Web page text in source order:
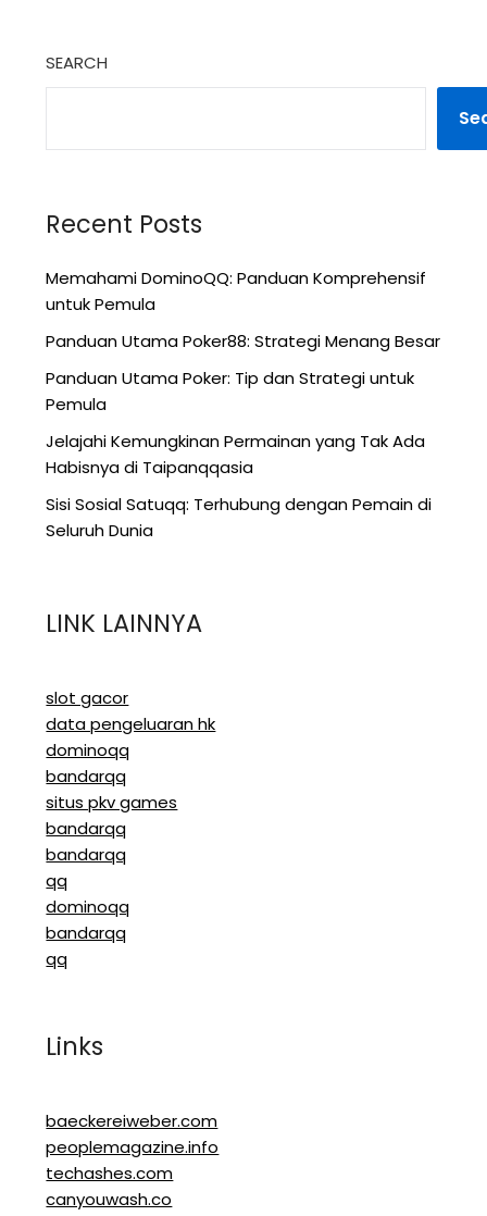
SEARCH
Recent Posts
Memahami DominoQQ: Panduan Komprehensif
untuk Pemula
Panduan Utama Poker88: Strategi Menang Besar
Panduan Utama Poker: Tip dan Strategi untuk
Pemula
Jelajahi Kemungkinan Permainan yang Tak Ada
Habisnya di Taipanqqasia
Sisi Sosial Satuqq: Terhubung dengan Pemain di
Seluruh Dunia
LINK LAINNYA
slot gacor
data pengeluaran hk
dominoqq
bandarqq
situs pkv games
bandarqq
bandarqq
qq
dominoqq
bandarqq
qq
Links
baeckereiweber.com
peoplemagazine.info
techashes.com
canyouwash.co